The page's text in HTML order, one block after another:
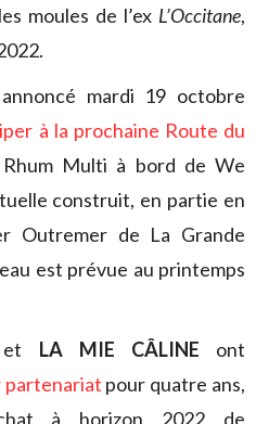
moules de l’ex L’Occitane,
mardi 19 octobre
à la prochaine Route du
Multi à bord de We
construit, en partie en
Outremer de La Grande
est prévue au printemps
et LA MIE CÂLINE ont
partenariat pour quatre ans,
à horizon 2022 de